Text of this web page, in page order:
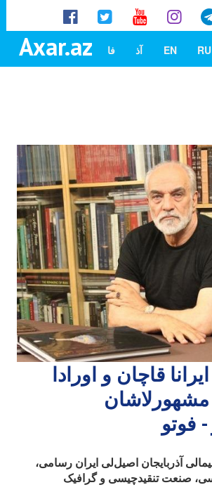
Axar.az RU
EN آذ فا
قاچان و اورادا
فوتو
آذربایجان اصیل‌لی ایران رسامی،
صنعت تنقیدچیسی و گرافیک